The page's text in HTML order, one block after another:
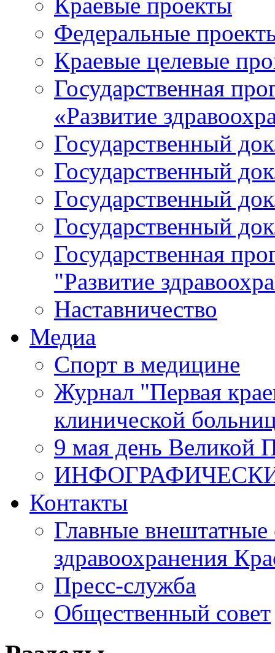
Федеральные
Краевые целевые
Государственная
«Развитие
Государственный
Государственный
Государственный
Государственный
Государственная
"Развитие
Наставничество
Медиа
Спорт в медицине
Журнал "Первая
клинической
9 мая день Великой
Контакты
Главные внештатные
здравоохранения
Пресс-служба
Общественный совет